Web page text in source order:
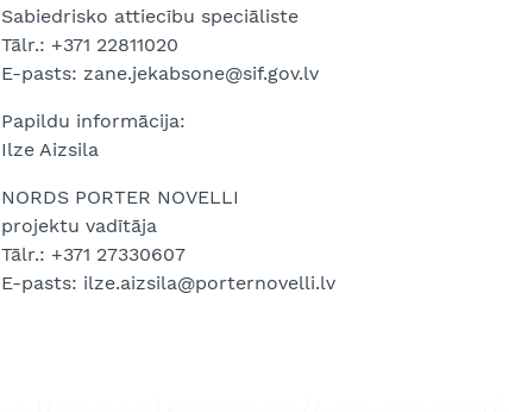
Sabiedrisko attiecību speciāliste
Tālr.: +371 22811020
E-pasts: zane.jekabsone@sif.gov.lv
Papildu informācija:
Ilze Aizsila
NORDS PORTER NOVELLI
projektu vadītāja
Tālr.: +371 27330607
E-pasts: ilze.aizsila@porternovelli.lv